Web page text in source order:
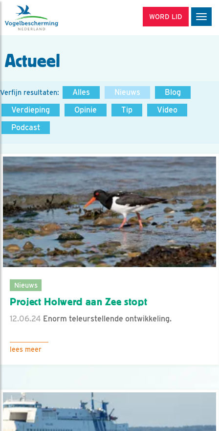
WORD LID
Actueel
Verfijn resultaten: Alles Nieuws
Blog
Verdieping
Opinie Tip
Video
Podcast
Nieuws
Project Holwerd aan Zee stopt
12.06.24 Enorm teleurstellende ontwikkeling.
lees meer